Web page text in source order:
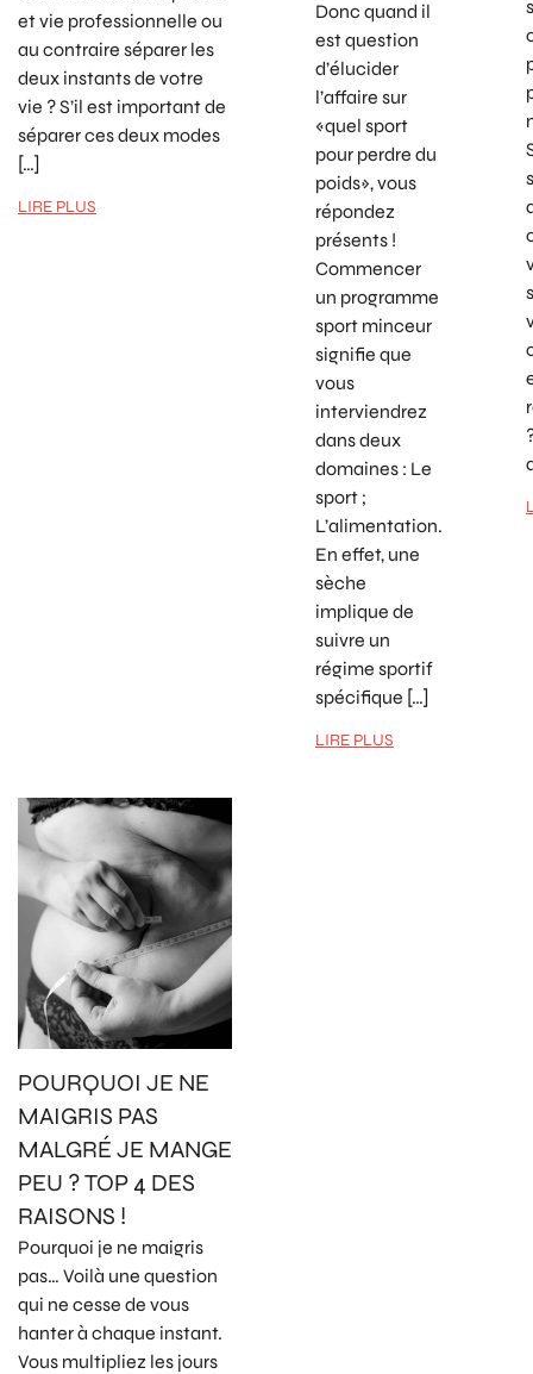
et vie professionnelle ou
au contraire séparer les
deux instants de votre
vie ? S’il est important de
séparer ces deux modes
[…]
LIRE PLUS
Donc quand il
est question
d’élucider
l’affaire sur
«quel sport
pour perdre du
poids», vous
répondez
présents !
Commencer
un programme
sport minceur
signifie que
vous
interviendrez
dans deux
domaines : Le
sport ;
L’alimentation.
En effet, une
sèche
implique de
suivre un
régime sportif
spécifique […]
LIRE PLUS
POURQUOI JE NE
MAIGRIS PAS
MALGRÉ JE MANGE
PEU ? TOP 4 DES
RAISONS !
Pourquoi je ne maigris
pas… Voilà une question
qui ne cesse de vous
hanter à chaque instant.
Vous multipliez les jours